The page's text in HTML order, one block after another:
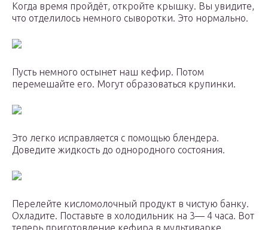
Когда время пройдёт, откройте крышку. Вы увидите,
что отделилось немного сыворотки. Это нормально.
Пусть немного остынет наш кефир. Потом
перемешайте его. Могут образоваться крупинки.
Это легко исправляется с помощью блендера.
Доведите жидкость до однородного состояния.
Перелейте кисломолочный продукт в чистую банку.
Охладите. Поставьте в холодильник на 3— 4 часа. Вот
теперь приготовление кефира в мультиварке